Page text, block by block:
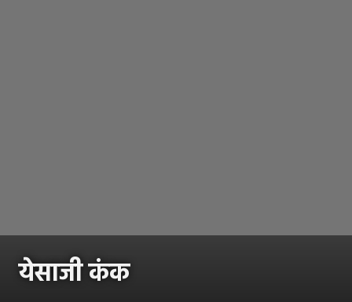
येसाजी कंक